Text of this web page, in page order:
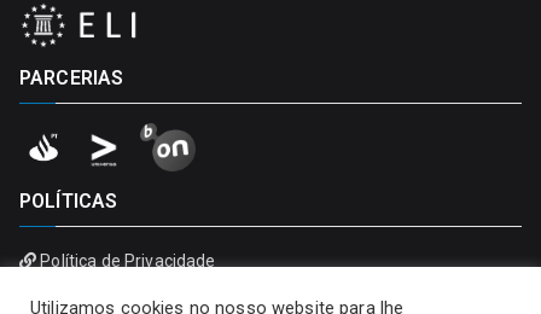
PARCERIAS
POLÍTICAS
Política de Privacidade
Utilizamos cookies no nosso website para lhe